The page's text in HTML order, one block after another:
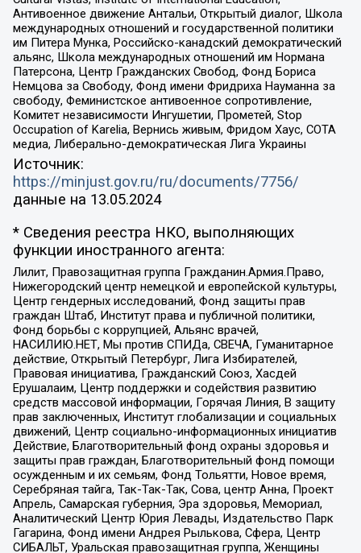
Антивоенное движение Антальи, Открытый диалог, Школа
международных отношений и государственной политики
им Питера Мунка, Российско-канадский демократический
альянс, Школа международных отношений им Нормана
Патерсона, Центр Гражданских Свобод, Фонд Бориса
Немцова за Свободу, Фонд имени Фридриха Науманна за
свободу, Феминистское антивоенное сопротивление,
Комитет независимости Ингушетии, Прометей, Stop
Occupation of Karelia, Вернись живым, Фридом Хаус, СОТА
медиа, Либерально-демократическая Лига Украины
Источник:
https://minjust.gov.ru/ru/documents/7756/
данные на 13.05.2024
* Сведения реестра НКО, выполняющих
функции иностранного агента:
Лилит, Правозащитная группа Гражданин.Армия.Право,
Нижегородский центр немецкой и европейской культуры,
Центр гендерных исследований, Фонд защиты прав
граждан Штаб, Институт права и публичной политики,
Фонд борьбы с коррупцией, Альянс врачей,
НАСИЛИЮ.НЕТ, Мы против СПИДа, СВЕЧА, Гуманитарное
действие, Открытый Петербург, Лига Избирателей,
Правовая инициатива, Гражданский Союз, Хасдей
Ерушалаим, Центр поддержки и содействия развитию
средств массовой информации, Горячая Линия, В защиту
прав заключенных, Институт глобализации и социальных
движений, Центр социально-информационных инициатив
Действие, Благотворительный фонд охраны здоровья и
защиты прав граждан, Благотворительный фонд помощи
осужденным и их семьям, Фонд Тольятти, Новое время,
Серебряная тайга, Так-Так-Так, Сова, центр Анна, Проект
Апрель, Самарская губерния, Эра здоровья, Мемориал,
Аналитический Центр Юрия Левады, Издательство Парк
Гагарина, Фонд имени Андрея Рылькова, Сфера, Центр
СИБАЛЬТ, Уральская правозащитная группа, Женщины